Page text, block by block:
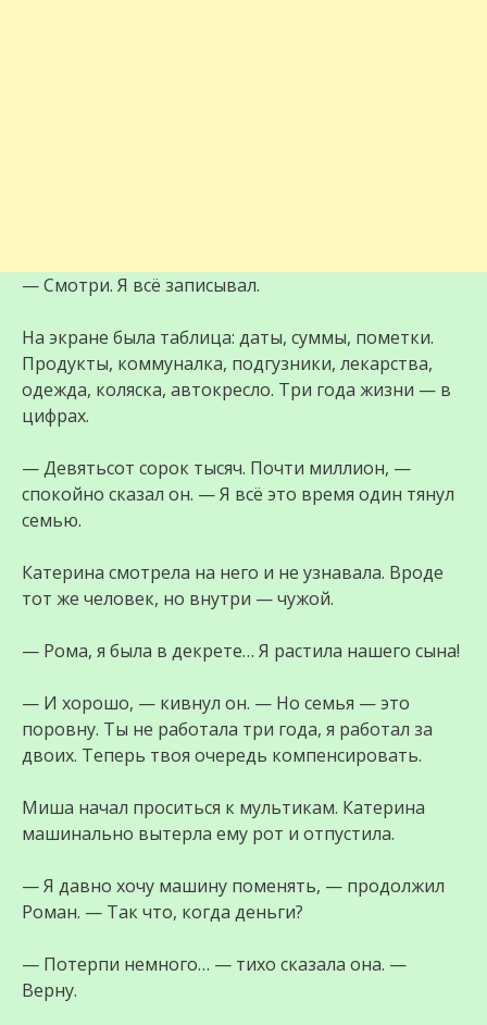
— Смотри. Я всё записывал.
На экране была таблица: даты, суммы, пометки.
Продукты, коммуналка, подгузники, лекарства,
одежда, коляска, автокресло. Три года жизни — в
цифрах.
— Девятьсот сорок тысяч. Почти миллион, —
спокойно сказал он. — Я всё это время один тянул
семью.
Катерина смотрела на него и не узнавала. Вроде
тот же человек, но внутри — чужой.
— Рома, я была в декрете… Я растила нашего сына!
— И хорошо, — кивнул он. — Но семья — это
поровну. Ты не работала три года, я работал за
двоих. Теперь твоя очередь компенсировать.
Миша начал проситься к мультикам. Катерина
машинально вытерла ему рот и отпустила.
— Я давно хочу машину поменять, — продолжил
Роман. — Так что, когда деньги?
— Потерпи немного… — тихо сказала она. —
Верну.